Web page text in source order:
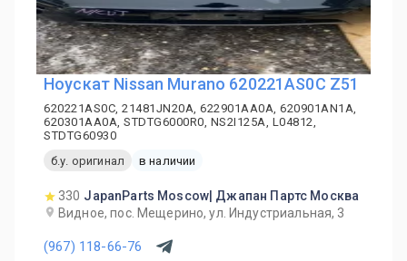
Ноускат Nissan Murano 620221AS0C Z51
620221AS0C, 21481JN20A, 622901AA0A, 620901AN1A,
620301AA0A, STDTG6000R0, NS2I125A, L04812,
STDTG60930
б.у. оригинал
в наличии
330 JapanParts Moscow| Джапан Партс Москва
Видное, пос. Мещерино, ул. Индустриальная, 3
(967) 118-66-76